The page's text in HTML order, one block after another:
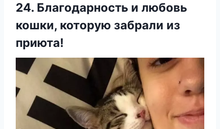
24. Благодарность и любовь
кошки, которую забрали из
приюта!